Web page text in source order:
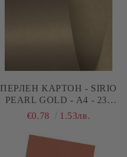
ПЕРЛЕН КАРТОН - SIRIO
PEARL GOLD - А4 - 230
G/M²
€0.78 1.53лв.